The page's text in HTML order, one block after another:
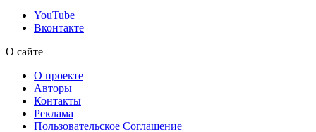
YouTube
Вконтакте
О сайте
О проекте
Авторы
Контакты
Реклама
Пользовательское Соглашение